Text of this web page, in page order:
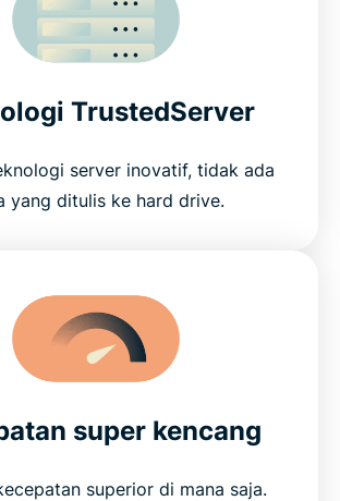
TrustedServer
server inovatif, tidak ada
yang ditulis ke hard drive.
super kencang
superior di mana saja.